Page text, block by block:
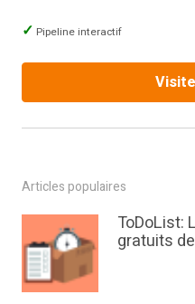
Pipeline interactif
Articles populaires
ToDoList:
gratuits